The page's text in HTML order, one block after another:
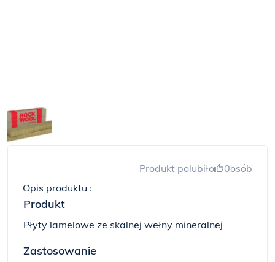
Produkt polubiło 0osób
Opis produktu :
Produkt
Płyty lamelowe ze skalnej wełny mineralnej
Zastosowanie